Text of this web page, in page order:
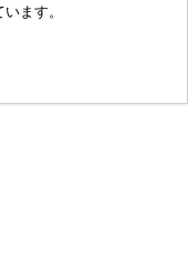
ます。